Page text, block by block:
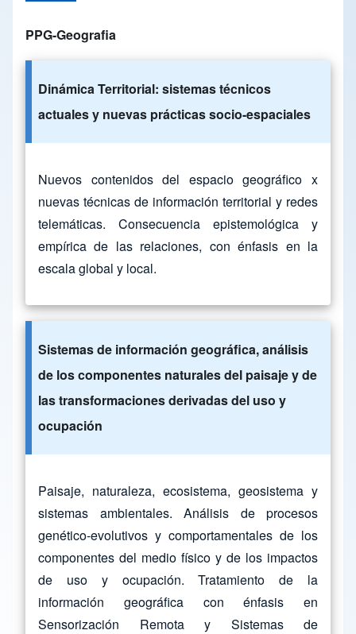
PPG-Geografia
Dinámica Territorial: sistemas técnicos
actuales y nuevas prácticas socio-espaciales
Nuevos contenidos del espacio geográfico x
nuevas técnicas de información territorial y redes
telemáticas. Consecuencia epistemológica y
empírica de las relaciones, con énfasis en la
escala global y local.
Sistemas de información geográfica, análisis
de los componentes naturales del paisaje y de
las transformaciones derivadas del uso y
ocupación
Paisaje, naturaleza, ecosistema, geosistema y
sistemas ambientales. Análisis de procesos
genético-evolutivos y comportamentales de los
componentes del medio físico y de los impactos
de uso y ocupación. Tratamiento de la
información geográfica con énfasis en
Sensorización Remota y Sistemas de